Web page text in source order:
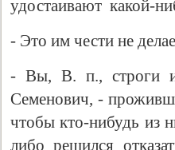
удостаивают какой-
- Это им чести не
- Вы, В. п., строги и
Семенович, -
чтобы кто-нибудь из
либо решился